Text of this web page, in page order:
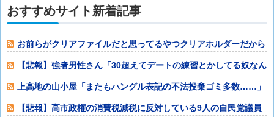
おすすめサイト新着記事
お前らがクリアファイルだと思ってるやつクリアホルダーだから
な？他
【悲報】強者男性さん「30超えてデートの練習とかしてる奴なん
なんだ？普通
上高地の山小屋「またもハングル表記の不法投棄ゴミ多数……」
→韓国メディア
【悲報】高市政権の消費税減税に反対している9人の自民党議員